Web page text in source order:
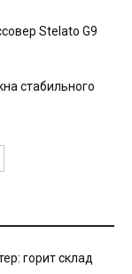
Stelato G9
стабильного
горит склад